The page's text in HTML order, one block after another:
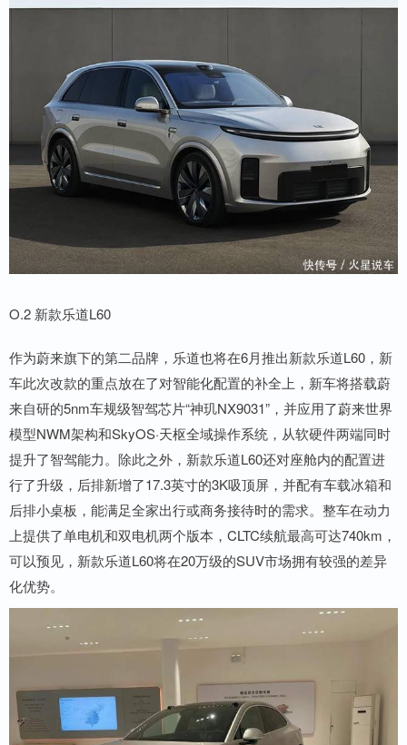
O.2 新款乐道L60
作为蔚来旗下的第二品牌，乐道也将在6月推出新款乐道L60，新
车此次改款的重点放在了对智能化配置的补全上，新车将搭载蔚
来自研的5nm车规级智驾芯片“神玑NX9031”，并应用了蔚来世界
模型NWM架构和SkyOS·天枢全域操作系统，从软硬件两端同时
提升了智驾能力。除此之外，新款乐道L60还对座舱内的配置进
行了升级，后排新增了17.3英寸的3K吸顶屏，并配有车载冰箱和
后排小桌板，能满足全家出行或商务接待时的需求。整车在动力
上提供了单电机和双电机两个版本，CLTC续航最高可达740km，
可以预见，新款乐道L60将在20万级的SUV市场拥有较强的差异
化优势。